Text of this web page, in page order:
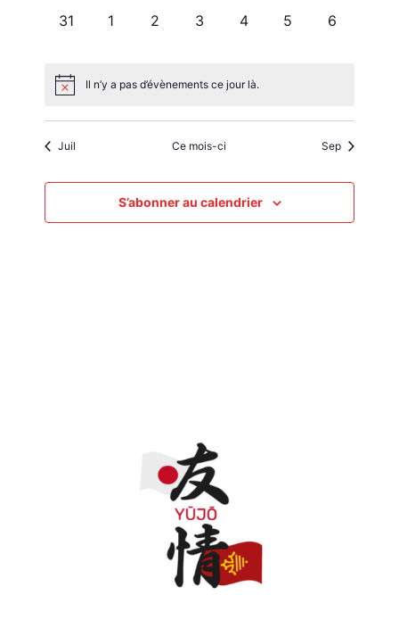
0
31
0
1
0
2
0
3
0
4
0
5
0
6
Il n’y a pas d’évènements ce jour là.
Juil Ce mois-ci Sep
S’abonner au calendrier